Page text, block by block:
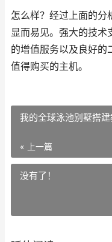
怎么样？经过上面的
显而易见。强大的技术
的增值服务以及良好的
值得购买的主机。
我的全球泳池别墅搭建
« 上一篇
没有了！